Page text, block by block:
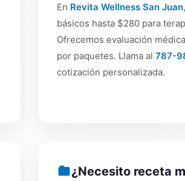
En Revita Wellness San Juan
básicos hasta $280 para
Ofrecemos evaluación
por paquetes. Llama al 787-
cotización personalizada.
¿Necesito receta